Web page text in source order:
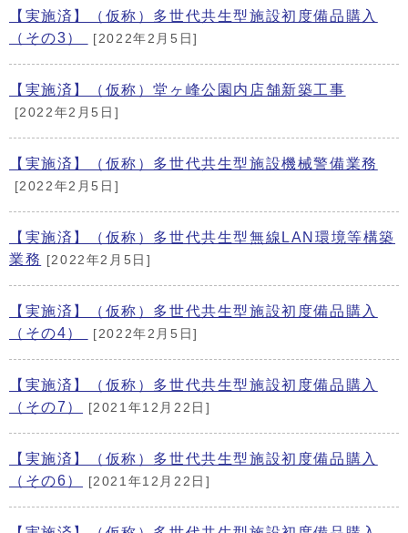
【実施済】（仮称）多世代共生型施設初度備品購入
（その3）
[2022年2月5日]
【実施済】（仮称）堂ヶ峰公園内店舗新築工事
[2022年2月5日]
【実施済】（仮称）多世代共生型施設機械警備業務
[2022年2月5日]
【実施済】（仮称）多世代共生型無線LAN環境等構築
業務
[2022年2月5日]
【実施済】（仮称）多世代共生型施設初度備品購入
（その4）
[2022年2月5日]
【実施済】（仮称）多世代共生型施設初度備品購入
（その7）
[2021年12月22日]
【実施済】（仮称）多世代共生型施設初度備品購入
（その6）
[2021年12月22日]